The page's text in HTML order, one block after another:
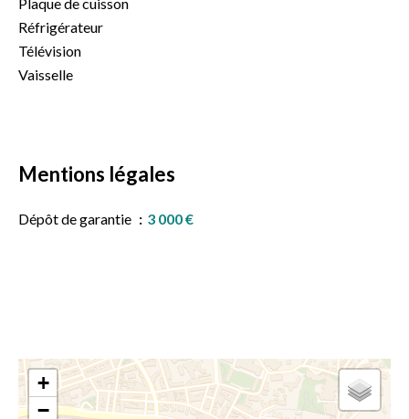
Réfrigérateur
Télévision
Vaisselle
Mentions légales
Dépôt de garantie 3 000 €
+
−